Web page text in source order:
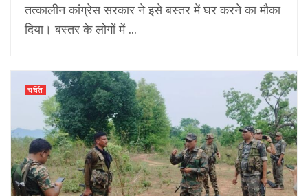
तत्कालीन कांग्रेस सरकार ने इसे बस्तर में घर करने का मौका
दिया। बस्तर के लोगों में ...
चर्चित